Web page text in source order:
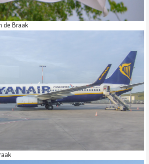
de Braak